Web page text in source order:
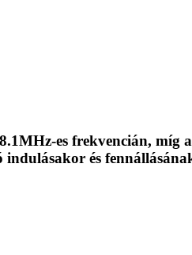
es frekvencián, míg
és